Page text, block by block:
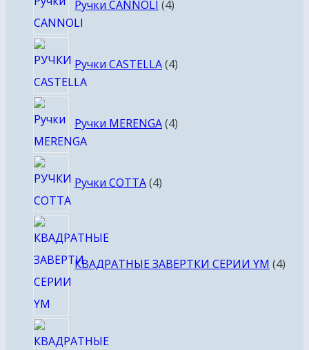
Ручки CANNOLI 4товара
Ручки CASTELLA 4товара
Ручки MERENGA 4товара
Ручки COTTA 4товара
КВАДРАТНЫЕ ЗАВЕРТКИ СЕРИИ YM 4